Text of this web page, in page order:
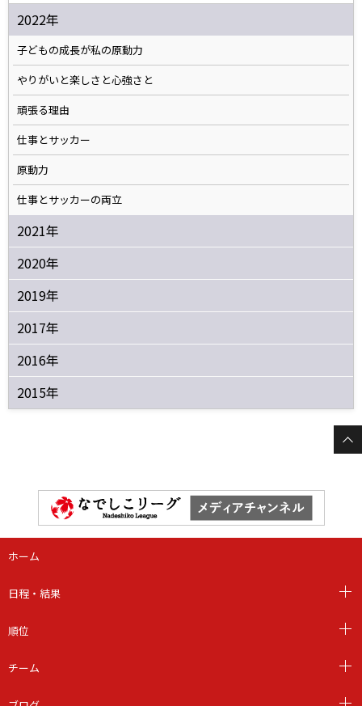
2022年
子どもの成長が私の原動力
やりがいと楽しさと心強さと
頑張る理由
仕事とサッカー
原動力
仕事とサッカーの両立
2021年
2020年
2019年
2017年
2016年
2015年
ホーム
日程・結果
順位
チーム